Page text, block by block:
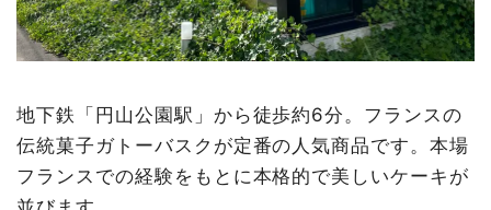
地下鉄「円山公園駅」から徒歩約6分。フランスの
伝統菓子ガトーバスクが定番の人気商品です。本場
フランスでの経験をもとに本格的で美しいケーキが